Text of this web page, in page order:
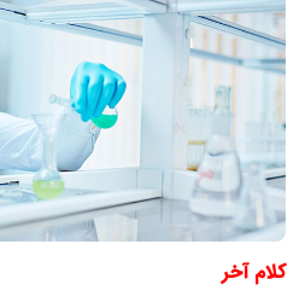
کلام آخر